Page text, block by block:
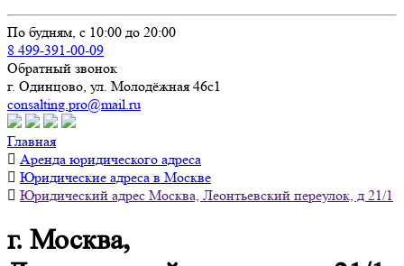
По будням, с 10:00 до 20:00
8 499-391-00-09
Обратный звонок
г. Одинцово, ул. Молодёжная 46с1
consalting.pro@mail.ru
Главная
Аренда юридического адреса
Юридические адреса в Москве
Юридический адрес Москва, Леонтьевский переулок, д 21/1
г. Москва,